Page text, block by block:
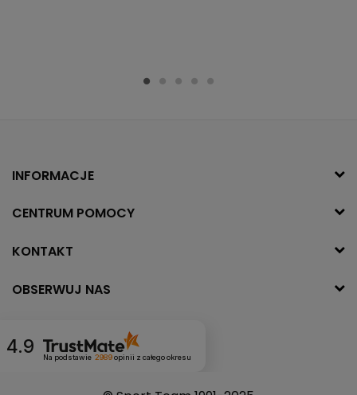
INFORMACJE
CENTRUM POMOCY
KONTAKT
OBSERWUJ NAS
4.9 Na podstawie 2989opinii z całego okresu